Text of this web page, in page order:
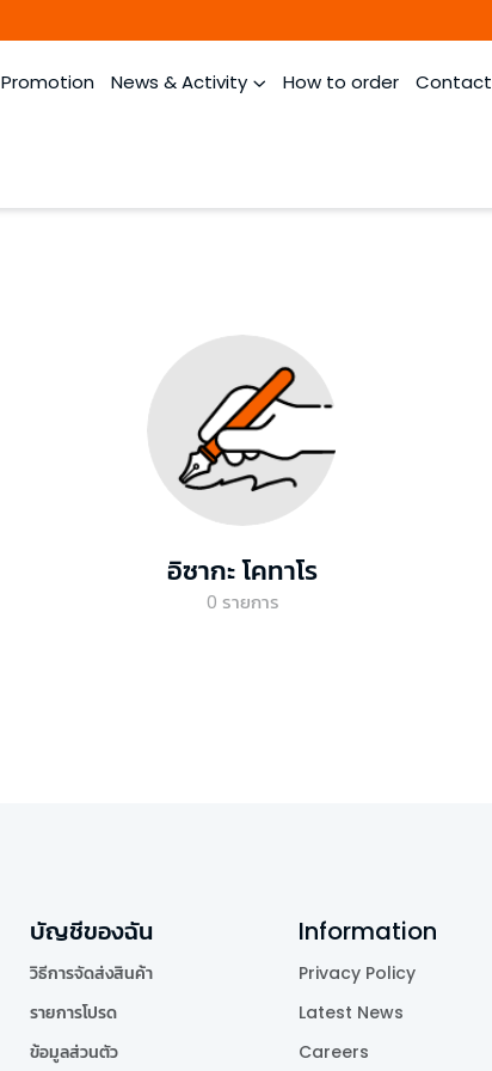
Promotion News & Activity How to order Contact
อิซากะ โคทาโร
0 รายการ
บัญชีของฉัน
วิธีการจัดส่งสินค้า
รายการโปรด
ข้อมูลส่วนตัว
Information
Privacy Policy
Latest News
Careers